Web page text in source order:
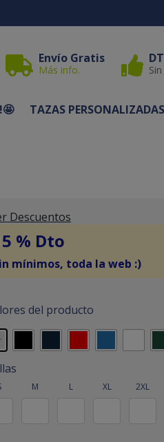
Envío Gratis
Más info.
TAZAS PERSONALIZADAS
Descuentos
% Dto
mínimos, toda la web :)
del producto
M L XL 2XL